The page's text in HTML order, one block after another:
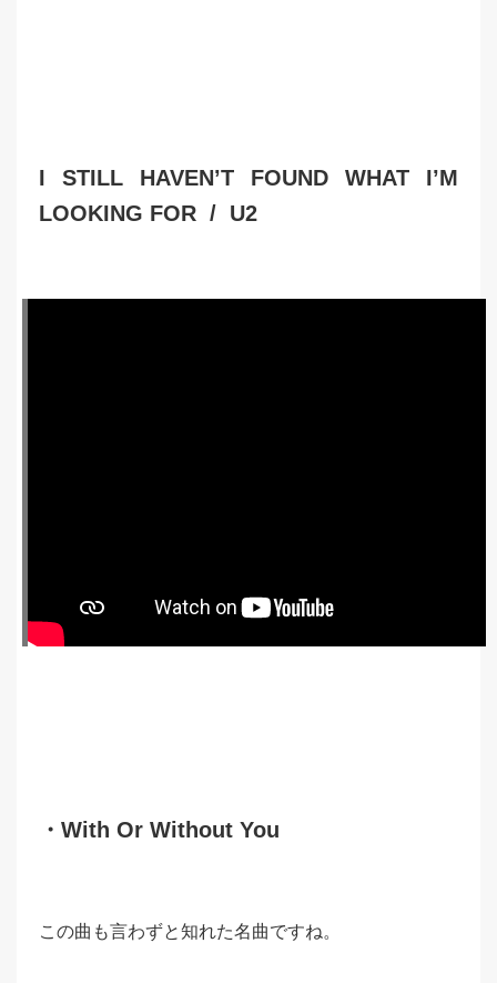
I STILL HAVEN’T FOUND WHAT I’M
LOOKING FOR / U2
・With Or Without You
この曲も言わずと知れた名曲ですね。